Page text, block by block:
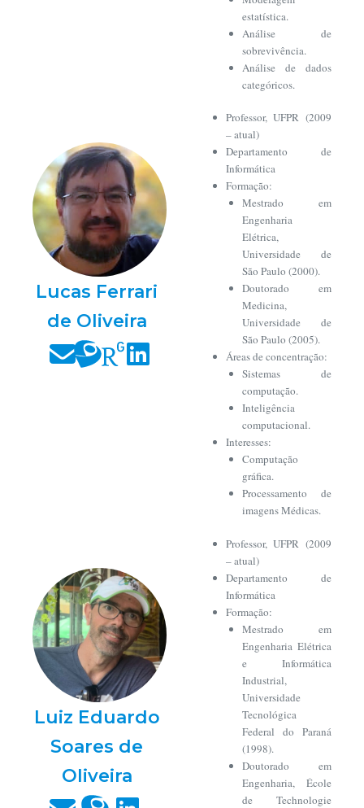
estatística.
Análise de
sobrevivência.
Análise de dados
categóricos.
Lucas Ferrari
de Oliveira
Professor, UFPR (2009
– atual)
Departamento de
Informática
Formação:
Mestrado em
Engenharia
Elétrica,
Universidade de
São Paulo (2000).
Doutorado em
Medicina,
Universidade de
São Paulo (2005).
Áreas de concentração:
Sistemas de
computação.
Inteligência
computacional.
Interesses:
Computação
gráfica.
Processamento de
imagens Médicas.
Luiz Eduardo
Soares de
Oliveira
Professor, UFPR (2009
– atual)
Departamento de
Informática
Formação:
Mestrado em
Engenharia Elétrica
e Informática
Industrial,
Universidade
Tecnológica
Federal do Paraná
(1998).
Doutorado em
Engenharia, École
de Technologie